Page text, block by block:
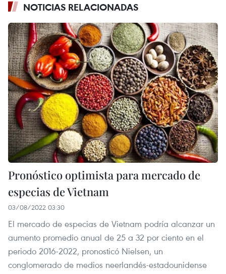
NOTICIAS RELACIONADAS
Pronóstico optimista para mercado de
especias de Vietnam
03/08/2022 03:30
El mercado de especias de Vietnam podría alcanzar un
aumento promedio anual de 25 a 32 por ciento en el
periodo 2016-2022, pronosticó Nielsen, un
conglomerado de medios neerlandés-estadounidense